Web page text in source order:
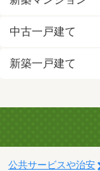
中古一戸建て
新築一戸建て
公共サービスや治安